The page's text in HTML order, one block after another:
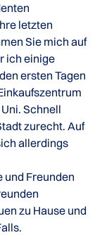
letzten
Sie mich auf
ich einige
ersten Tagen
Schnell
zurecht. Auf
allerdings
und Freunden
zu Hause und